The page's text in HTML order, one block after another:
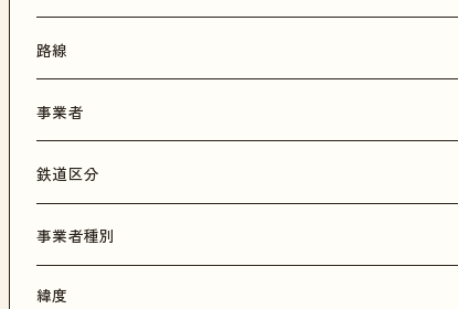
路線
事業者
鉄道区分
事業者種別
緯度